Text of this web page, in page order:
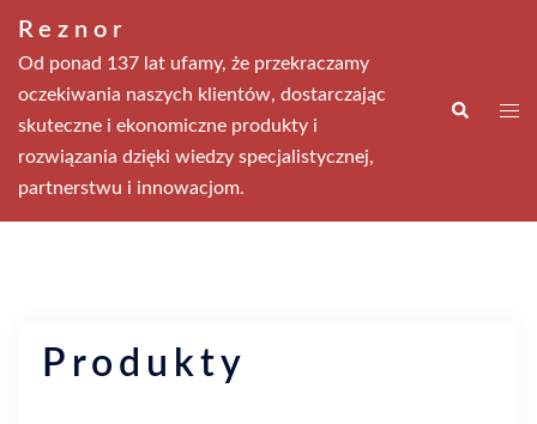
Reznor
Od ponad 137 lat ufamy, że przekraczamy
oczekiwania naszych klientów, dostarczając
skuteczne i ekonomiczne produkty i
rozwiązania dzięki wiedzy specjalistycznej,
partnerstwu i innowacjom.
Produkty